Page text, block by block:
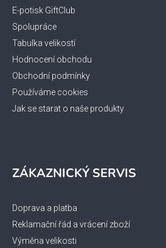
E-potisk GiftClub
Spolupráce
Tabulka velikostí
Hodnocení obchodu
Obchodní podmínky
Používáme cookies
Jak se starat o naše produkty
ZÁKAZNICKÝ SERVIS
Doprava a platba
Reklamační řád a vrácení zboží
Výměna velikosti